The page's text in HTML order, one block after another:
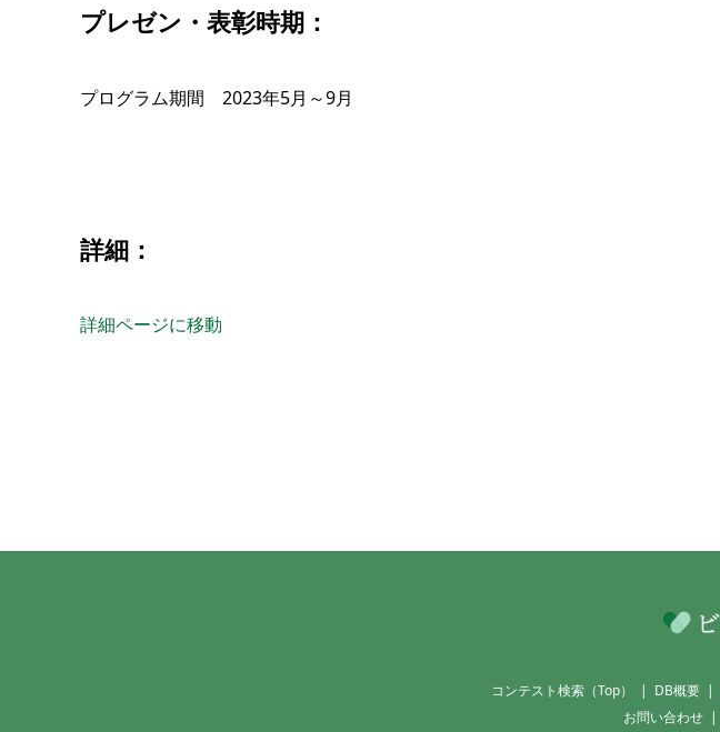
プレゼン・表彰時期：
プログラム期間 2023年5月～9月
詳細：
詳細ページに移動
コンテスト検索（Top） DB概要
お問い合わせ